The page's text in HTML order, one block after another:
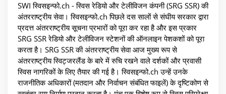
SWI स्विसइन्फो.ch - स्विस रेडियो और टेलीविजन कंपनी (SRG SSR) की
अंतरराष्ट्रीय सेवा। स्विसइन्फो.ch पिछले दस सालों से संघीय सरकार द्वारा
प्रदत्त अंतरराष्ट्रीय सूचना प्रभारों को पूरा कर रहा है और इस प्रकार
SRG SSR रेडियो और टेलीविजन स्टेशनों की ऑनलाइन पेशकशों को पूरा
करता है। SRG SSR की अंतरराष्ट्रीय सेवा आज मुख्य रूप से
अंतरराष्ट्रीय स्विट्जरलैंड के बारे में रुचि रखने वाले दर्शकों और प्रवासी
स्विस नागरिकों के लिए तैयार की गई है। स्विसइन्फो.ch उन्हें उनके
राजनीतिक अधिकारों (मतदान और निर्वाचन संबंधित फाइलें) के दृष्टिकोण से